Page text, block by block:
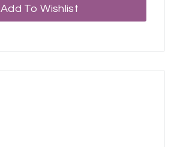
Add To Wishlist